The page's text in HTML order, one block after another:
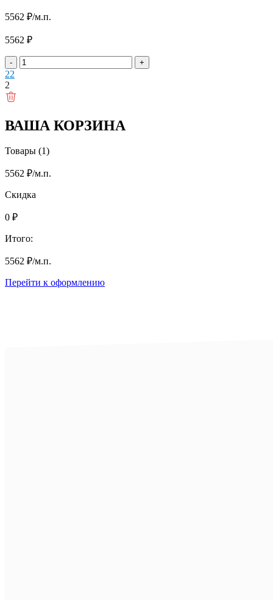
5562 ₽/м.п.
5562 ₽
- +
22
2
ВАША КОРЗИНА
Товары (1)
5562 ₽/м.п.
Скидка
0 ₽
Итого:
5562 ₽/м.п.
Перейти к оформлению